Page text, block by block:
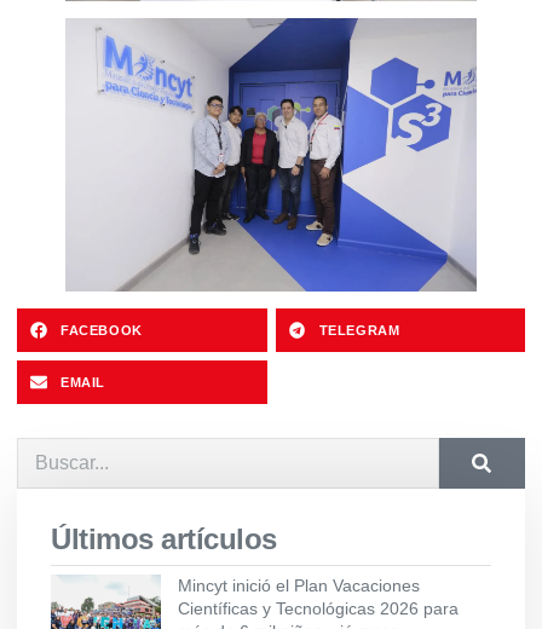
FACEBOOK TELEGRAM
EMAIL
Últimos artículos
Mincyt inició el Plan Vacaciones
Científicas y Tecnológicas 2026 para